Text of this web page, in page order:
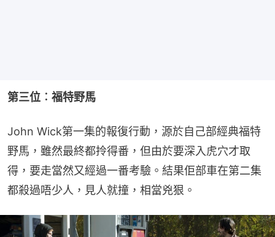
第三位︰福特野馬
John Wick第一集的報復行動，源於自己部經典福特
野馬，雖然最終都拎得番，但由於要深入虎穴才取
得，要走當然又經過一番考驗。結果佢部車在第二集
都殺過唔少人，見人就撞，相當兇狠。